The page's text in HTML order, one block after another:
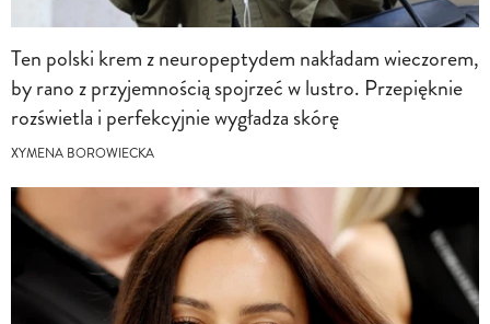
Ten polski krem z neuropeptydem nakładam wieczorem,
by rano z przyjemnością spojrzeć w lustro. Przepięknie
rozświetla i perfekcyjnie wygładza skórę
XYMENA BOROWIECKA